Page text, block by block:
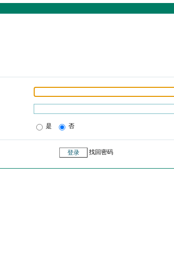
是 否
找回密码